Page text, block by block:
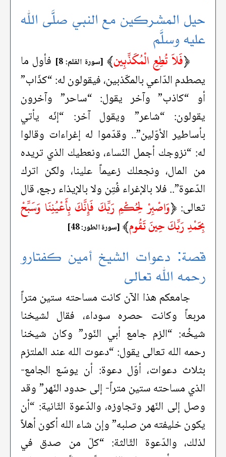
حيل المشركين مع النبي صلَّى الله
عليه وسلَّم
﴿فَلاَ تُطِعِ الْمُكَذِّبِين﴾ [سورة القلم: 8]
فأول ما
يصطدم الدّاعي بالمكّذبين، فيقولون له: “كذّاب”
أو “كاذب” وآخر يقول: “ساحر” وآخرون
يقولون: “شاعر” ويقول آخر: “إنّه يأتي
بأساطير الأوّلين”.. وقدّموا له إغراءات وقالوا
له: “نزوجك أجمل النّساء، ونعطيك الذي تريده
من المال، ونجعلك زعيماً علينا، ولكن اترك
الدّعوة”.. فلا بالإغراء فُتِن ولا بالإيذاء رجع، قال
تعالى: ﴿وَاصْبِرْ لِحُكْمِ رَبِّكَ فَإِنَّكَ بِأَعْيُنِنَا وَسَبِّحْ
بِحَمْدِ رَبِّكَ حِينَ تَقُوم﴾ [سورة الطور: 48]
قصة: دعوات الشيخ أمين كفتارو
رحمه الله تعالى
جامعكم هذا الآن كانت مساحته ستين متراً
مربعاً وكانت حصره سوداء، فقال لشيخنا
شيخُه: “الزم جامع أبي النّور” وكان شيخنا
رحمه الله تعالى يقول: “دعوت الله عند الملتزم
بثلاث دعوات، أوّل دعوة: أن يوسّع الجامع-
الذي مساحته ستين متراً- إلى حدود النّهر” وقد
وصل إلى النّهر وتجاوزه، والدّعوة الثّانية: “أن
يكون خليفته من صلبه” وإن شاء الله أكون أهلاً
لذلك، والدّعوة الثّالثة: “كلّ من صدق في